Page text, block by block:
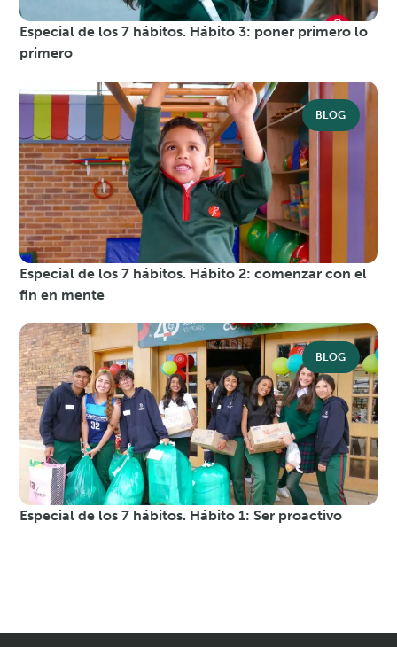
Especial de los 7 hábitos. Hábito 3: poner primero lo
primero
BLOG
Especial de los 7 hábitos. Hábito 2: comenzar con el
fin en mente
BLOG
Especial de los 7 hábitos. Hábito 1: Ser proactivo